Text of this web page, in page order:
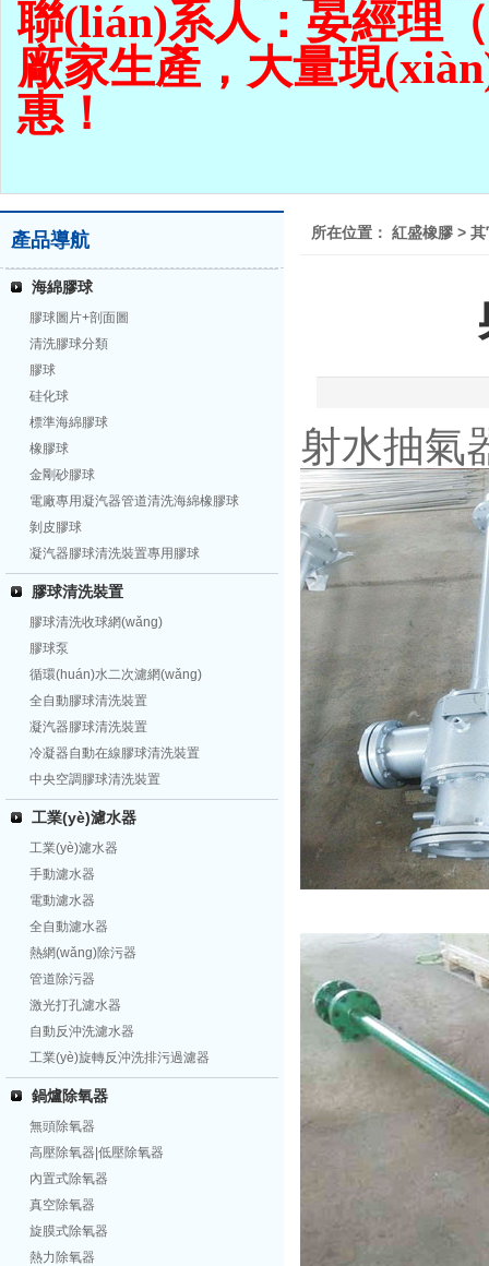
聯(lián)系人：晏經理（
廠家生產，大量現
惠！
產品導航
海綿膠球
膠球圖片+剖面圖
清洗膠球分類
膠球
硅化球
標準海綿膠球
橡膠球
金剛砂膠球
電廠專用凝汽器管道清洗海綿橡膠球
剝皮膠球
凝汽器膠球清洗裝置專用膠球
膠球清洗裝置
膠球清洗收球網(wǎng)
膠球泵
循環(huán)水二次濾網(wǎng)
全自動膠球清洗裝置
凝汽器膠球清洗裝置
冷凝器自動在線膠球清洗裝置
中央空調膠球清洗裝置
工業(yè)濾水器
工業(yè)濾水器
手動濾水器
電動濾水器
全自動濾水器
熱網(wǎng)除污器
管道除污器
激光打孔濾水器
自動反沖洗濾水器
工業(yè)旋轉反沖洗排污過濾器
鍋爐除氧器
無頭除氧器
高壓除氧器|低壓除氧器
內置式除氧器
真空除氧器
旋膜式除氧器
熱力除氧器
所在位置： 紅盛橡膠 > 其
射水抽氣